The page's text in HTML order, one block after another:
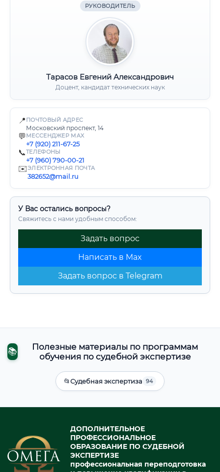
РУКОВОДИТЕЛЬ
Тарасов Евгений Александрович
Доцент, кандидат технических наук
📍 ПОЧТОВЫЙ АДРЕС
Московский проспект, 14
💬 МЕССЕНДЖЕР MAX
+7 (920) 211-67-25
📞ТЕЛЕФОНЫ
+7 (960) 790-00-21
✉️ЭЛЕКТРОННАЯ ПОЧТА
382652@mail.ru
У Вас остались вопросы?
Свяжитесь с нами удобным способом:
Задать вопрос
Написать в Max
Задать вопрос в Telegram
📚
Полезные материалы по программам
обучения по судебной экспертизе
📂Судебная экспертиза 94
ДОПОЛНИТЕЛЬНОЕ
ПРОФЕССИОНАЛЬНОЕ
ОБРАЗОВАНИЕ ПО СУДЕБНОЙ
ЭКСПЕРТИЗЕ
профессиональная переподготовка